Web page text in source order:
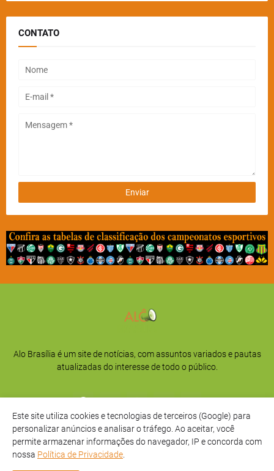
CONTATO
Alo Brasília é um site de notícias, com assuntos variados e pautas
atualizadas do interesse de todo o público.
Início Sobre
Este site utiliza cookies e tecnologias de terceiros (Google) para
personalizar anúncios e analisar o tráfego. Ao aceitar, você
permite armazenar informações do navegador, IP e concorda com
nossa Política de Privacidade